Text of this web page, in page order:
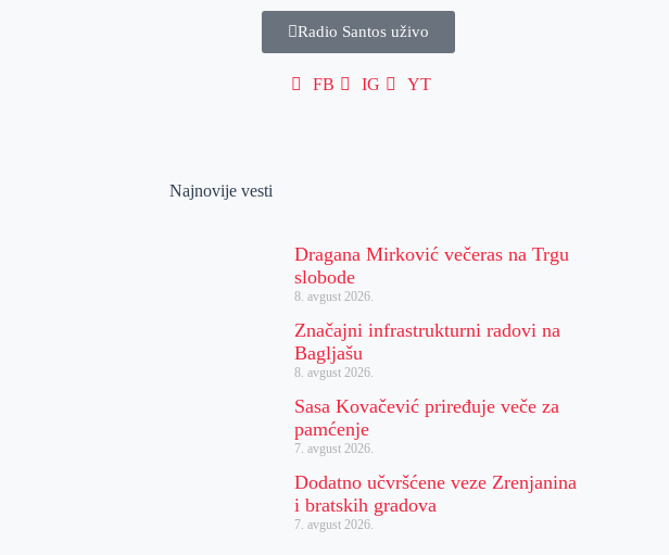
Radio Santos uživo
FB IG YT
Najnovije vesti
Dragana Mirković večeras na Trgu
slobode
8. avgust 2026.
Značajni infrastrukturni radovi na
Bagljašu
8. avgust 2026.
Sasa Kovačević priređuje veče za
pamćenje
7. avgust 2026.
Dodatno učvršćene veze Zrenjanina
i bratskih gradova
7. avgust 2026.